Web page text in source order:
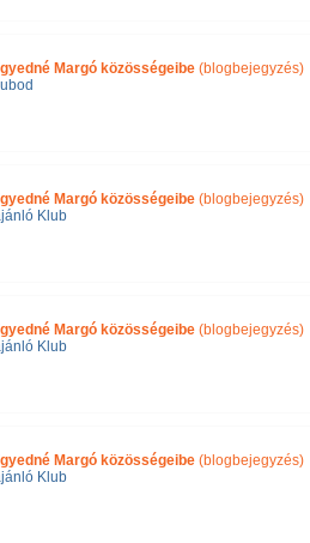
Margó közösségeibe (blogbejegyzés)
Margó közösségeibe (blogbejegyzés)
Klub
Margó közösségeibe (blogbejegyzés)
Klub
Margó közösségeibe (blogbejegyzés)
Klub